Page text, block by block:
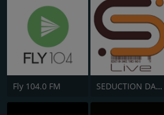
Fly 104.0 FM SEDUCTION DANCE TUNES RADIO & TV